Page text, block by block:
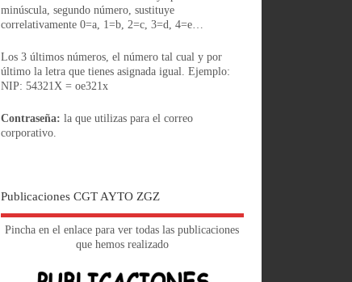
minúscula, segundo número, sustituye
correlativamente 0=a, 1=b, 2=c, 3=d, 4=e…
Los 3 últimos números, el número tal cual y por
último la letra que tienes asignada igual. Ejemplo:
NIP: 54321X = oe321x
Contraseña: la que utilizas para el correo
corporativo.
Publicaciones CGT AYTO ZGZ
Pincha en el enlace para ver todas las publicaciones
que hemos realizado